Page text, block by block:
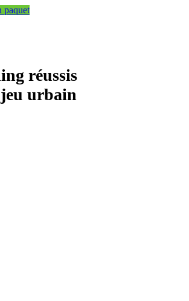
paquet
réussis
urbain